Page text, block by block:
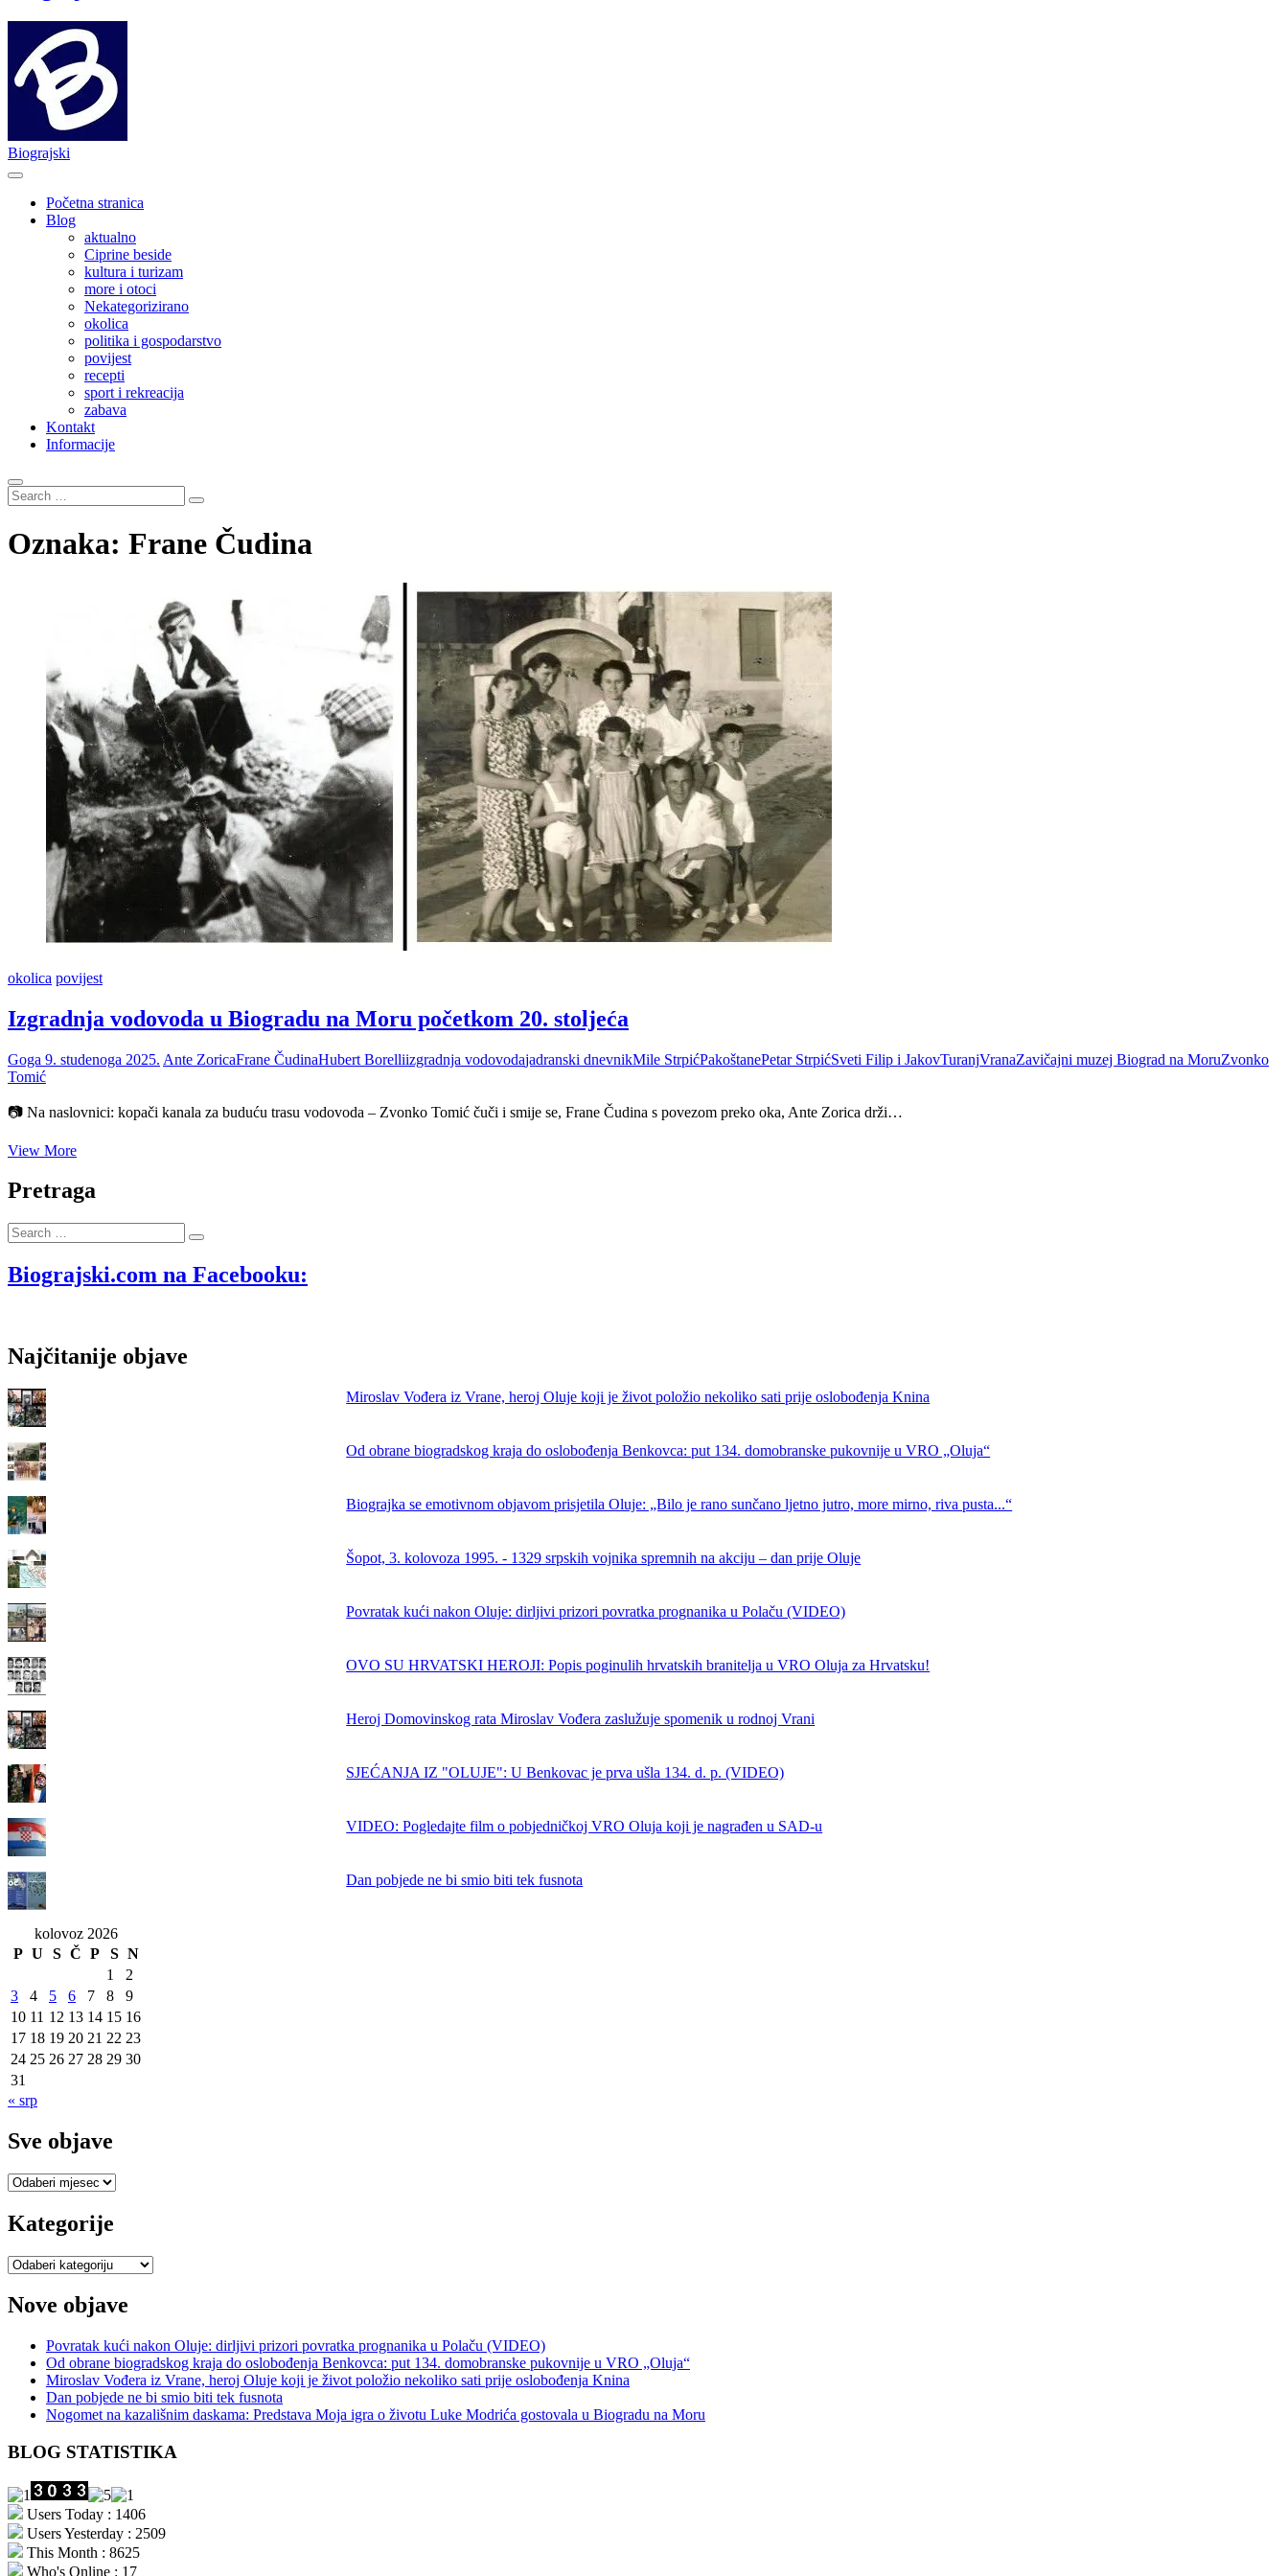
Biograjski
Početna stranica
Blog
aktualno
Ciprine beside
kultura i turizam
more i otoci
Nekategorizirano
okolica
politika i gospodarstvo
povijest
recepti
sport i rekreacija
zabava
Kontakt
Informacije
Search
…
Oznaka: Frane Čudina
okolica povijest
Izgradnja vodovoda u Biogradu na Moru početkom 20. stoljeća
Goga 9. studenoga 2025. Ante ZoricaFrane ČudinaHubert Borelliizgradnja vodovodajadranski dnevnikMile StrpićPakoštanePetar StrpićSveti Filip i JakovTuranjVranaZavičajni muzej Biograd na MoruZvonko
Tomić
📷 Na naslovnici: kopači kanala za buduću trasu vodovoda – Zvonko Tomić čuči i smije se, Frane Čudina s povezom preko oka, Ante Zorica drži…
View MoreIzgradnja
u
Biogradu
20.
stoljeća
Pretraga
Search
…
Biograjski.com na Facebooku:
Najčitanije objave
Miroslav Vođera iz Vrane, heroj Oluje koji je život položio nekoliko sati prije oslobođenja Knina
Od obrane biogradskog kraja do oslobođenja Benkovca: put 134. domobranske pukovnije u VRO „Oluja“
Biograjka se emotivnom objavom prisjetila Oluje: „Bilo je rano sunčano ljetno jutro, more mirno, riva pusta...“
Šopot, 3. kolovoza 1995. - 1329 srpskih vojnika spremnih na akciju – dan prije Oluje
Povratak kući nakon Oluje: dirljivi prizori povratka prognanika u Polaču (VIDEO)
OVO SU HRVATSKI HEROJI: Popis poginulih hrvatskih branitelja u VRO Oluja za Hrvatsku!
Heroj Domovinskog rata Miroslav Vođera zaslužuje spomenik u rodnoj Vrani
SJEĆANJA IZ "OLUJE": U Benkovac je prva ušla 134. d. p. (VIDEO)
VIDEO: Pogledajte film o pobjedničkoj VRO Oluja koji je nagrađen u SAD-u
Dan pobjede ne bi smio biti tek fusnota
kolovoz 2026
P U S Č P S N
1
2
3
4 5 6 7 8
9
10 11 12 13 14 15 16
17 18 19 20 21 22 23
24 25 26 27 28 29 30
31
« srp
Sve objave
Sve
Kategorije
Kategorije
Nove objave
Povratak kući nakon Oluje: dirljivi prizori povratka prognanika u Polaču (VIDEO)
Od obrane biogradskog kraja do oslobođenja Benkovca: put 134. domobranske pukovnije u VRO „Oluja“
Miroslav Vođera iz Vrane, heroj Oluje koji je život položio nekoliko sati prije oslobođenja Knina
Dan pobjede ne bi smio biti tek fusnota
Nogomet na kazališnim daskama: Predstava Moja igra o životu Luke Modrića gostovala u Biogradu na Moru
BLOG STATISTIKA
Users Today : 1406
Users Yesterday : 2509
This Month : 8625
Who's Online : 17